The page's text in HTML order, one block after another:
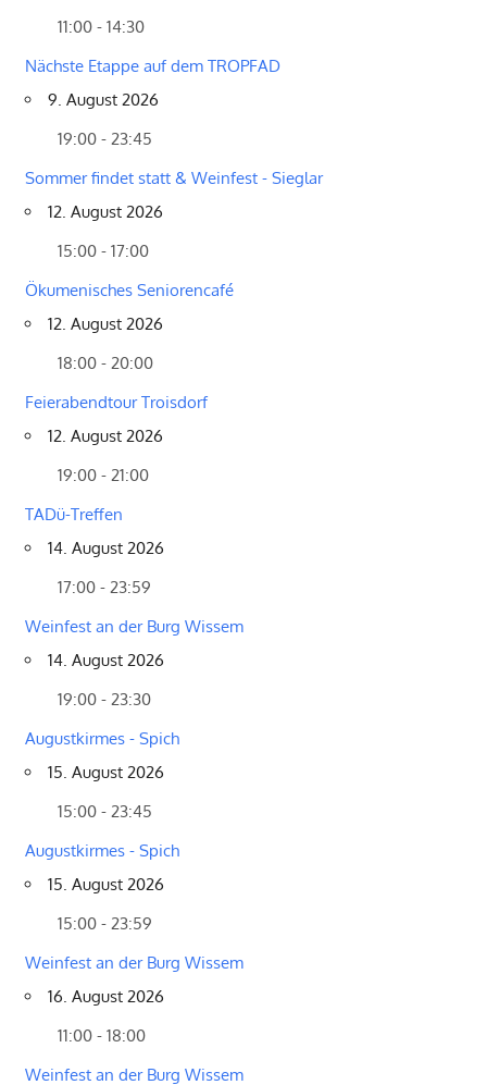
11:00 - 14:30
Nächste Etappe auf dem TROPFAD
9. August 2026
19:00 - 23:45
Sommer findet statt & Weinfest - Sieglar
12. August 2026
15:00 - 17:00
Ökumenisches Seniorencafé
12. August 2026
18:00 - 20:00
Feierabendtour Troisdorf
12. August 2026
19:00 - 21:00
TADü-Treffen
14. August 2026
17:00 - 23:59
Weinfest an der Burg Wissem
14. August 2026
19:00 - 23:30
Augustkirmes - Spich
15. August 2026
15:00 - 23:45
Augustkirmes - Spich
15. August 2026
15:00 - 23:59
Weinfest an der Burg Wissem
16. August 2026
11:00 - 18:00
Weinfest an der Burg Wissem